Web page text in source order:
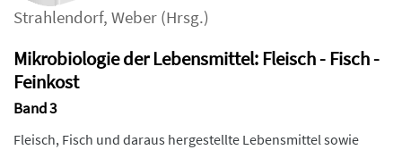
Strahlendorf, Weber (Hrsg.)
Mikrobiologie der Lebensmittel: Fleisch - Fisch -
Feinkost
Band 3
Fleisch, Fisch und daraus hergestellte Lebensmittel sowie